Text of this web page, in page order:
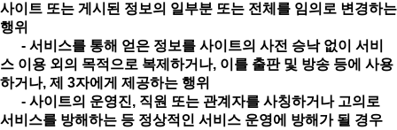
사이트 또는 게시된 정보의 일부분 또는 전체를 임의로 변경하는
행위
- 서비스를 통해 얻은 정보를 사이트의 사전 승낙 없이 서비
스 이용 외의 목적으로 복제하거나, 이를 출판 및 방송 등에 사용
하거나, 제 3자에게 제공하는 행위
- 사이트의 운영진, 직원 또는 관계자를 사칭하거나 고의로
서비스를 방해하는 등 정상적인 서비스 운영에 방해가 될 경우